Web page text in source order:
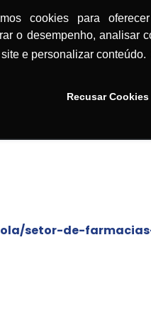
cookies para
o desempenho, analisar
e personalizar conteúdo.
Recusar Cookies
2022/12/13/
cresce e
setor-de-